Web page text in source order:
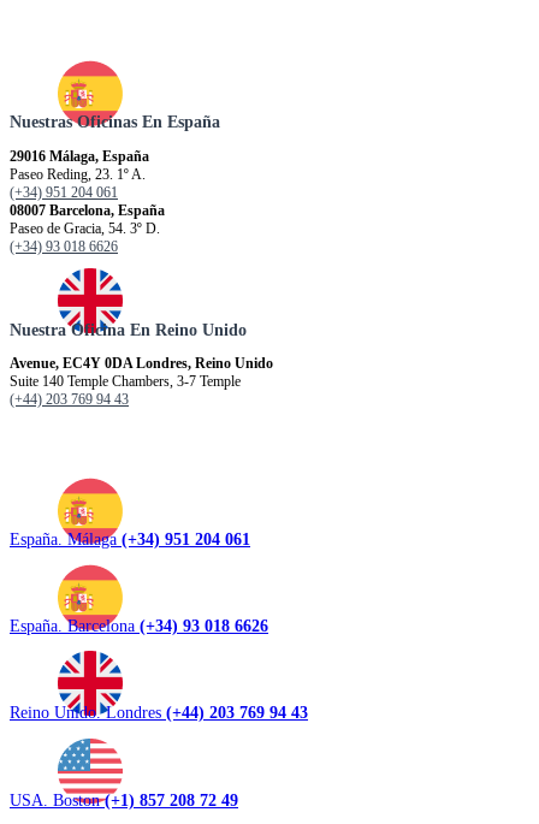
Nuestras Oficinas En España
29016 Málaga, España
Paseo Reding, 23. 1º A.
(+34) 951 204 061
08007 Barcelona, España
Paseo de Gracia, 54. 3º D.
(+34) 93 018 6626
Nuestra Oficina En Reino Unido
Avenue, EC4Y 0DA Londres, Reino Unido
Suite 140 Temple Chambers, 3-7 Temple
(+44) 203 769 94 43
España. Málaga (+34) 951 204 061
España. Barcelona (+34) 93 018 6626
Reino Unido. Londres (+44) 203 769 94 43
USA. Boston(+1) 857 208 72 49